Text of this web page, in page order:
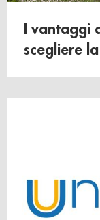
I vantaggi
scegliere